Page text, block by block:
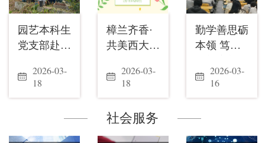
园艺本科生
党支部赴厚
展专业实践
2026-03-
18
樟兰齐香·
共美西大 |
牌行动，让
2026-03-
18
勤学善思砺
本领 笃行
——2024级
级会召开
2026-03-
16
“羽”你同
行，凝心聚
在西南大学
2025-11-
10
师者心系山
水间，生态
——学院工
自然科考行
2025-11-
04
寻访巴渝古
迹，赓续精
学院工会组
大圆祥博物
馆
2025-10-
20
社会服务